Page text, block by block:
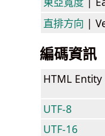
直排方向 |
編碼資訊
HTML Entity
UTF-8
UTF-16